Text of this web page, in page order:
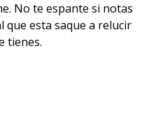
No te espante si notas
que esta saque a relucir
tienes.